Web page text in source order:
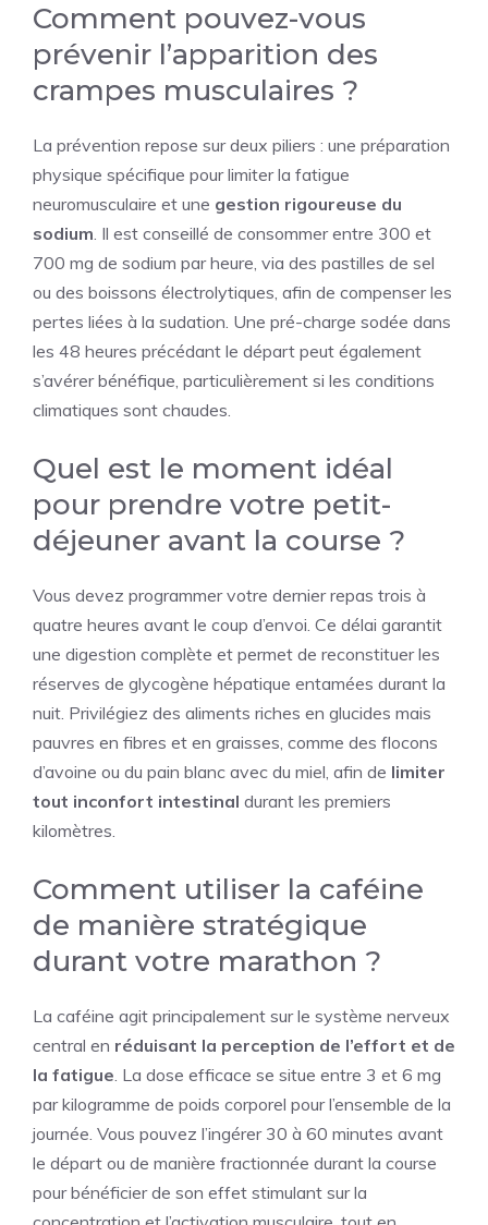
Comment pouvez-vous
prévenir l’apparition des
crampes musculaires ?
La prévention repose sur deux piliers : une préparation
physique spécifique pour limiter la fatigue
neuromusculaire et une gestion rigoureuse du
sodium. Il est conseillé de consommer entre 300 et
700 mg de sodium par heure, via des pastilles de sel
ou des boissons électrolytiques, afin de compenser les
pertes liées à la sudation. Une pré-charge sodée dans
les 48 heures précédant le départ peut également
s’avérer bénéfique, particulièrement si les conditions
climatiques sont chaudes.
Quel est le moment idéal
pour prendre votre petit-
déjeuner avant la course ?
Vous devez programmer votre dernier repas trois à
quatre heures avant le coup d’envoi. Ce délai garantit
une digestion complète et permet de reconstituer les
réserves de glycogène hépatique entamées durant la
nuit. Privilégiez des aliments riches en glucides mais
pauvres en fibres et en graisses, comme des flocons
d’avoine ou du pain blanc avec du miel, afin de limiter
tout inconfort intestinal durant les premiers
kilomètres.
Comment utiliser la caféine
de manière stratégique
durant votre marathon ?
La caféine agit principalement sur le système nerveux
central en réduisant la perception de l’effort et de
la fatigue. La dose efficace se situe entre 3 et 6 mg
par kilogramme de poids corporel pour l’ensemble de la
journée. Vous pouvez l’ingérer 30 à 60 minutes avant
le départ ou de manière fractionnée durant la course
pour bénéficier de son effet stimulant sur la